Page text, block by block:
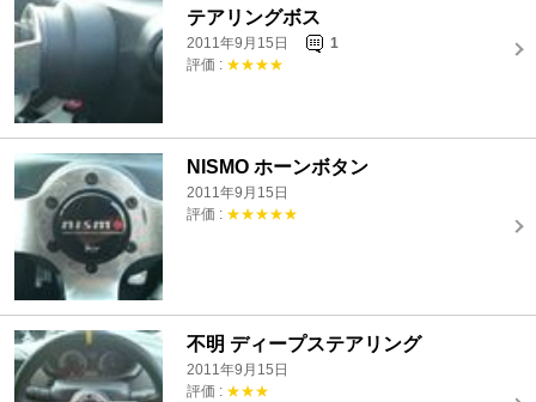
テアリングボス
2011年9月15日
1
評価 : ★★★★
NISMO ホーンボタン
2011年9月15日
評価 : ★★★★★
不明 ディープステアリング
2011年9月15日
評価 : ★★★